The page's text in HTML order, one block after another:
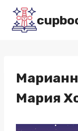
Перейти
содержимому
Мария